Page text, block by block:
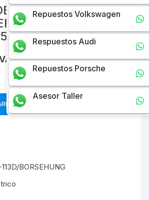
PLUMAS
JETTA 2.0/
BORSEHUNG
Repuestos Volkswagen
Respuestos Audi
Repuestos Porsche
Asesor Taller